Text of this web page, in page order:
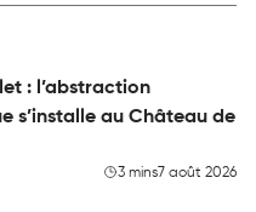
: l’abstraction
s’installe au Château de
3 mins7 août 2026